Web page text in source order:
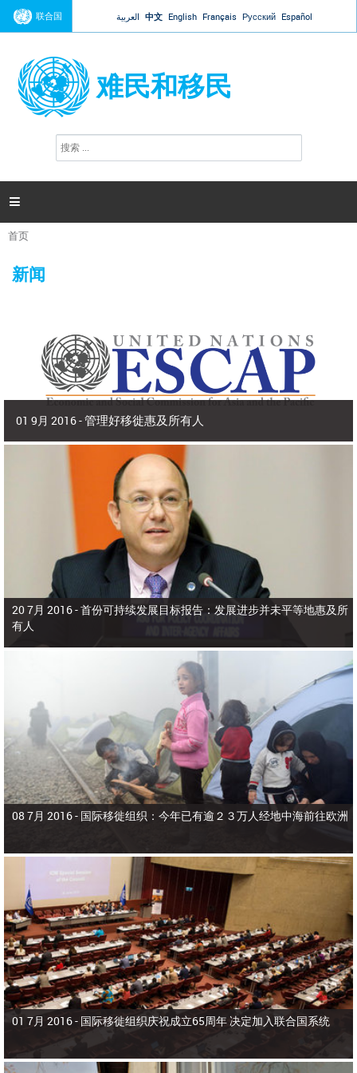
Jump to navigation
联合国 العربية 中文 English Français Русский Español
难民和移民
搜
索

你
在
这
首页
新闻
01 9月 2016 -管理好移徙惠及所有人
2016年9月 | 副秘书长兼 亚洲及太平洋经济社会委员会(亚太经社会)执行秘书 沙
2015年，亚洲和太平洋有9800多万人在出生国以外生活，占全世界所有移
徙者的40%。在本区域，移徙者为侨居国和母国带来了多元化、活力和生产力，
为生产部门增加了价值，增进了家庭福祉，增强了国际收支。
20 7月 2016 -首份可持续发展目标报告：发展进步并未平等地惠及所
有人
08 7月 2016 - 国际移徙组织：今年已有逾２３万人经地中海前往欧洲
01 7月 2016 - 国际移徙组织庆祝成立65周年 决定加入联合国系统